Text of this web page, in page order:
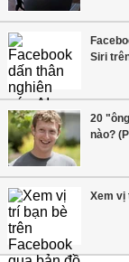
Siri
20
nào?
Xem vị